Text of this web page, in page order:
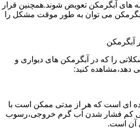
های آبگرمکن تعویض شوند.همچنین قرار
می توان به طور موقت مشکل را
آبگرمکن
را که در آبگرمکن های دیواری و
دهد،مشاهده کنید:
ای است که هر از مدتی ممکن است با
کم فشار شدن آب گرم خروجی،رسوب
آن است.